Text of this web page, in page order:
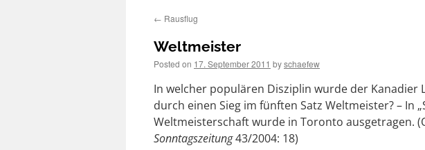
content
← Rausflug
Weltmeister
Posted on 17. September 2011 byschaefew
In welcher populären Disziplin wurde der Kanadier
durch einen Sieg im fünften Satz Weltmeister? – In
Weltmeisterschaft wurde in Toronto ausgetragen.
Sonntagszeitung43/2004: 18)